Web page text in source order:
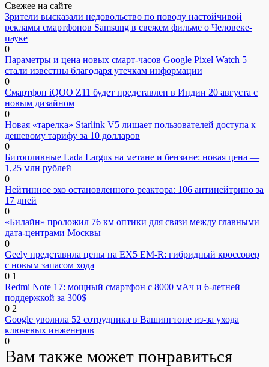
Свежее на сайте
Зрители высказали недовольство по поводу настойчивой
рекламы смартфонов Samsung в свежем фильме о Человеке-
пауке
0
Параметры и цена новых смарт-часов Google Pixel Watch 5
стали известны благодаря утечкам информации
0
Смартфон iQOO Z11 будет представлен в Индии 20 августа с
новым дизайном
0
Новая «тарелка» Starlink V5 лишает пользователей доступа к
дешевому тарифу за 10 долларов
0
Битопливные Lada Largus на метане и бензине: новая цена —
1,25 млн рублей
0
Нейтинное эхо остановленного реактора: 106 антинейтрино за
17 дней
0
«Билайн» проложил 76 км оптики для связи между главными
дата-центрами Москвы
0
Geely представила цены на EX5 EM-R: гибридный кроссовер
с новым запасом хода
0 1
Redmi Note 17: мощный смартфон с 8000 мАч и 6-летней
поддержкой за 300$
0 2
Google уволила 52 сотрудника в Вашингтоне из-за ухода
ключевых инженеров
0
Вам также может понравиться